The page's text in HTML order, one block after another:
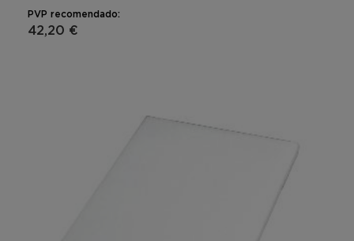
PVP recomendado:
42,20 €